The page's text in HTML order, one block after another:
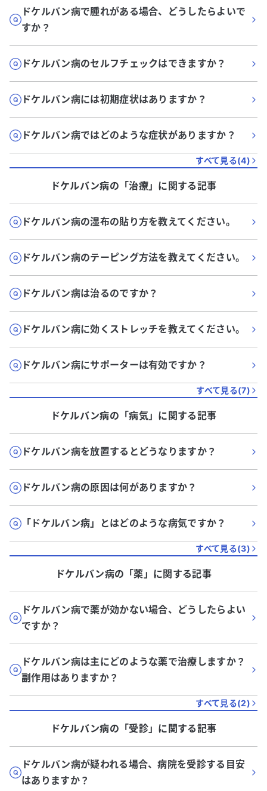
ドケルバン病で腫れがある場合、どうしたらよいで
すか？
ドケルバン病のセルフチェックはできますか？
ドケルバン病には初期症状はありますか？
ドケルバン病ではどのような症状がありますか？
すべて見る(4)
ドケルバン病の「治療」に関する記事
ドケルバン病の湿布の貼り方を教えてください。
ドケルバン病のテーピング方法を教えてください。
ドケルバン病は治るのですか？
ドケルバン病に効くストレッチを教えてください。
ドケルバン病にサポーターは有効ですか？
すべて見る(7)
ドケルバン病の「病気」に関する記事
ドケルバン病を放置するとどうなりますか？
ドケルバン病の原因は何がありますか？
「ドケルバン病」とはどのような病気ですか？
すべて見る(3)
ドケルバン病の「薬 」に関する記事
ドケルバン病で薬が効かない場合、どうしたらよい
ですか？
ドケルバン病は主にどのような薬で治療しますか？
副作用はありますか？
すべて見る(2)
ドケルバン病の「受診」に関する記事
ドケルバン病が疑われる場合、病院を受診する目安
はありますか？